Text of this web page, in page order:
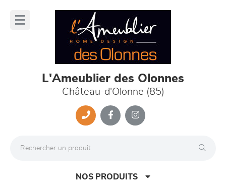
L'Ameublier des Olonnes
Château-d'Olonne (85)
NOS PRODUITS